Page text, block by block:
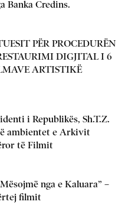
Banka Credins.
PËR PROCEDURËN
DIGJITAL I 6
ARTISTIKË
i Republikës, Sh.T.Z.
ambientet e Arkivit
të Filmit
nga e Kaluara” –
filmit